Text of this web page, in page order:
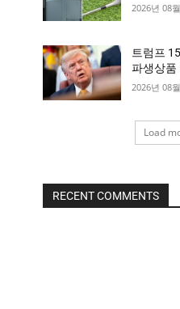
2026년 08
트럼프
파생상품
2026년 08
Load
RECENT COMMENTS